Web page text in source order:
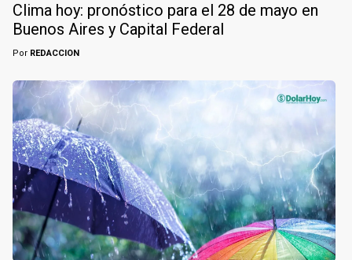
Clima hoy: pronóstico para el 28 de mayo en
Buenos Aires y Capital Federal
Por REDACCION